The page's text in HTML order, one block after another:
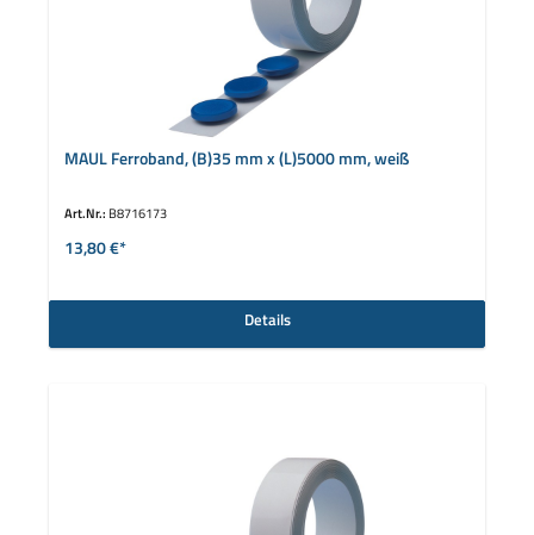
MAUL Ferroband, (B)35 mm x (L)5000 mm, weiß
Art.Nr.: B8716173
13,80 €*
Details